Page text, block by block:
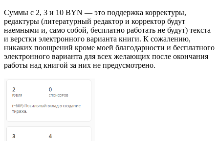
Суммы с 2, 3 и 10 BYN — это поддержка корректуры,
редактуры (литературный редактор и корректор будут
наемными и, само собой, бесплатно работать не будут) текста
и верстки электронного варианта книги. К сожалению,
никаких поощрений кроме моей благодарности и бесплатного
электронного варианта для всех желающих после окончания
работы над книгой за них не предусмотрено.